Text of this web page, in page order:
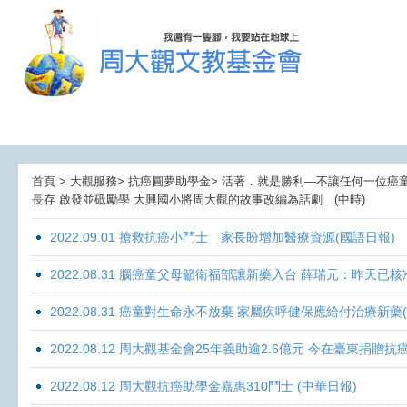
首頁 > 大觀服務> 抗癌圓夢助學金> 活著．就是勝利—不讓任何一位癌
長存 啟發並砥勵學 大興國小將周大觀的故事改編為話劇 (中時)
2022.09.01 搶救抗癌小鬥士 家長盼增加醫療資源(國語日報)
2022.08.31 腦癌童父母籲衛福部讓新藥入台 薛瑞元：昨天已
2022.08.31 癌童對生命永不放棄 家屬疾呼健保應給付治療新藥
2022.08.12 周大觀基金會25年義助逾2.6億元 今在臺東捐贈抗
2022.08.12 周大觀抗癌助學金嘉惠310鬥士 (中華日報)